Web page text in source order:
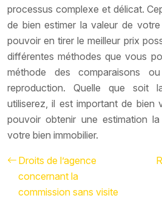
processus complexe et délicat.
de bien estimer la valeur de
pouvoir en tirer le meilleur prix
différentes méthodes que vous
méthode des comparaisons
reproduction. Quelle que soit
utiliserez, il est important de bien
pouvoir obtenir une estimation
votre bien immobilier.
Droits de l’agence
concernant la
commission sans visite